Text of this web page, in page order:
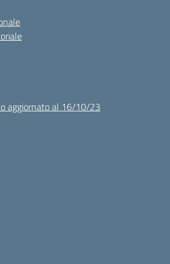
aggiornato al 16/10/23